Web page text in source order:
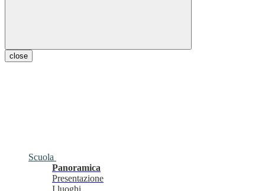
close
Scuola
Panoramica
Presentazione